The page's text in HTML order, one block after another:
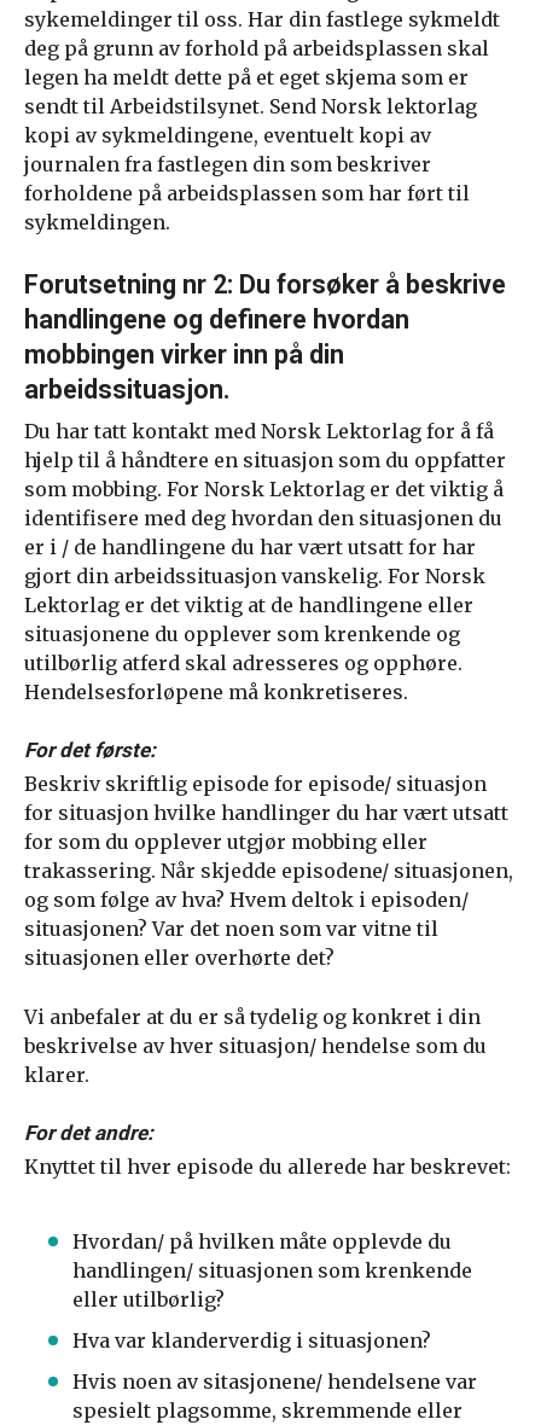
sykemeldinger til oss. Har din fastlege sykmeldt
deg på grunn av forhold på arbeidsplassen skal
legen ha meldt dette på et eget skjema som er
sendt til Arbeidstilsynet. Send Norsk lektorlag
kopi av sykmeldingene, eventuelt kopi av
journalen fra fastlegen din som beskriver
forholdene på arbeidsplassen som har ført til
sykmeldingen.
Forutsetning nr 2: Du forsøker å beskrive
handlingene og definere hvordan
mobbingen virker inn på din
arbeidssituasjon.
Du har tatt kontakt med Norsk Lektorlag for å få
hjelp til å håndtere en situasjon som du oppfatter
som mobbing. For Norsk Lektorlag er det viktig å
identifisere med deg hvordan den situasjonen du
er i / de handlingene du har vært utsatt for har
gjort din arbeidssituasjon vanskelig. For Norsk
Lektorlag er det viktig at de handlingene eller
situasjonene du opplever som krenkende og
utilbørlig atferd skal adresseres og opphøre.
Hendelsesforløpene må konkretiseres.
For det første:
Beskriv skriftlig episode for episode/ situasjon
for situasjon hvilke handlinger du har vært utsatt
for som du opplever utgjør mobbing eller
trakassering. Når skjedde episodene/ situasjonen,
og som følge av hva? Hvem deltok i episoden/
situasjonen? Var det noen som var vitne til
situasjonen eller overhørte det?
Vi anbefaler at du er så tydelig og konkret i din
beskrivelse av hver situasjon/ hendelse som du
klarer.
For det andre:
Knyttet til hver episode du allerede har beskrevet:
Hvordan/ på hvilken måte opplevde du
handlingen/ situasjonen som krenkende
eller utilbørlig?
Hva var klanderverdig i situasjonen?
Hvis noen av sitasjonene/ hendelsene var
spesielt plagsomme, skremmende eller